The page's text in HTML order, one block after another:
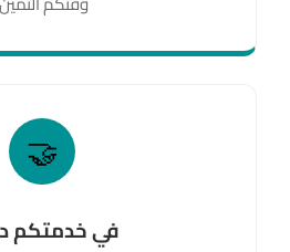
🤝
في خدمتكم